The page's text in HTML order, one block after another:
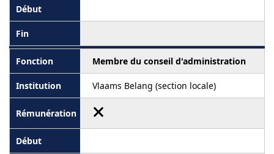
Membre du conseil d'administration
Vlaams Belang (section locale)